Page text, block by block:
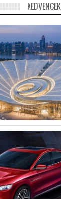
KEDVENCEK